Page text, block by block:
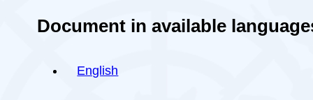
Document in available
English